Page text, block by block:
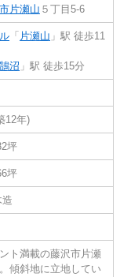
片瀬山 ５丁目5-6
「 片瀬山 」駅 徒歩11
鵠沼 」駅 徒歩15分
12年)
坪
坪
ト満載の藤沢市片瀬
傾斜地に立地してい